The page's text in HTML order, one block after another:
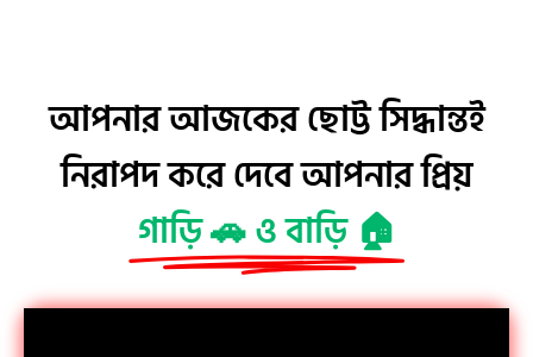
আপনার আজকের ছোট্ট সিদ্ধান্তই
নিরাপদ করে দেবে আপনার প্রিয়
গাড়ি 🚗 ও বাড়ি 🏠